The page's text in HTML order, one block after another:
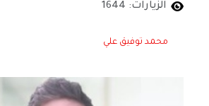
الزيارات: 1644
محمد توفيق علي